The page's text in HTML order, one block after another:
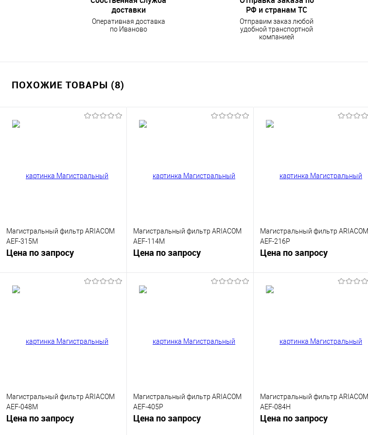
доставки
Оперативная доставка
по Иваново
РФ и странам ТС
Отправим заказ любой
удобной транспортной
компанией
ПОХОЖИЕ ТОВАРЫ (8)
Магистральный фильтр ARIACOM
AEF-315M
Цена по запросу
Запросить цену
Магистральный фильтр ARIACOM
AEF-114M
Цена по запросу
Запросить цену
Магистральный фильтр ARIACOM
AEF-216P
Цена по запросу
Запросить цену
Магистральный фильтр ARIACOM
AEF-048M
Цена по запросу
Магистральный фильтр ARIACOM
AEF-405P
Цена по запросу
Магистральный фильтр ARIACOM
AEF-084H
Цена по запросу